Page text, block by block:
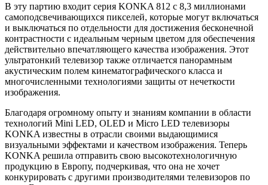
В эту партию входит серия KONKA 812 с 8,3 миллионами
самоподсвечивающихся пикселей, которые могут включаться
и выключаться по отдельности для достижения бесконечной
контрастности с идеальным черным цветом для обеспечения
действительно впечатляющего качества изображения. Этот
ультратонкий телевизор также отличается панорамным
акустическим полем кинематографического класса и
многочисленными технологиями защиты от нечеткости
изображения.
Благодаря огромному опыту и знаниям компании в области
технологий Mini LED, OLED и Micro LED телевизоры
KONKA известны в отрасли своими выдающимися
визуальными эффектами и качеством изображения. Теперь
KONKA решила отправить свою высокотехнологичную
продукцию в Европу, подчеркивая, что она не хочет
конкурировать с другими производителями телевизоров по